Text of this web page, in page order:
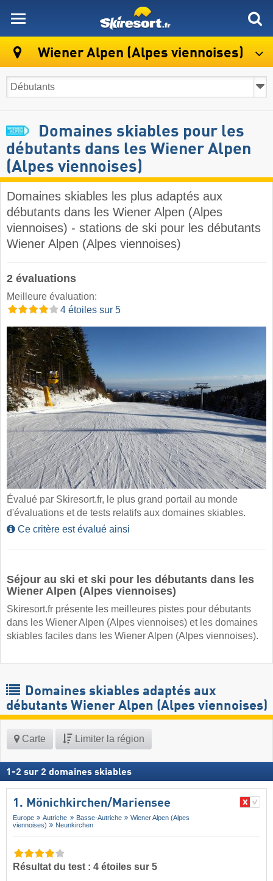
Wiener Alpen (Alpes viennoises)
Domaines skiables pour les
débutants dans les Wiener Alpen
(Alpes viennoises)
Domaines skiables les plus adaptés aux
débutants dans les Wiener Alpen (Alpes
viennoises) - stations de ski pour les débutants
Wiener Alpen (Alpes viennoises)
2 évaluations
Meilleure évaluation:
4 étoiles sur 5
Évalué par Skiresort.fr, le plus grand portail au monde
d'évaluations et de tests relatifs aux domaines skiables.
Ce critère est évalué ainsi
Séjour au ski et ski pour les débutants dans les
Wiener Alpen (Alpes viennoises)
Skiresort.fr présente les meilleures pistes pour débutants
dans les Wiener Alpen (Alpes viennoises) et les domaines
skiables faciles dans les Wiener Alpen (Alpes viennoises).
Domaines skiables adaptés aux
débutants Wiener Alpen (Alpes viennoises)
Carte Limiter la région
1 -2 sur 2 domaines skiables
1. Mönichkirchen/​Mariensee
Europe Autriche Basse-Autriche
Wiener Alpen (Alpes
viennoises)
Neunkirchen
Résultat du test : 4 étoiles sur 5